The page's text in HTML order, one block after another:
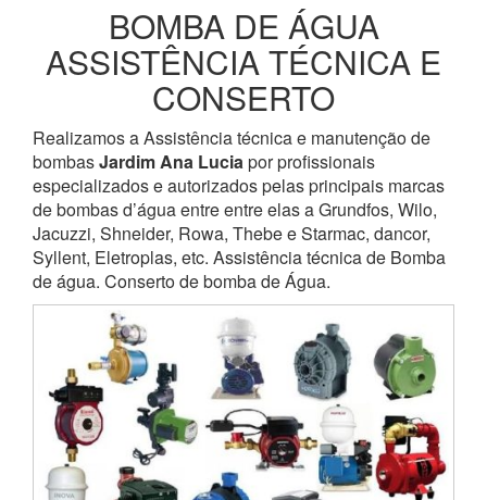
BOMBA DE ÁGUA
ASSISTÊNCIA TÉCNICA E
CONSERTO
Realizamos a Assistência técnica e manutenção de
bombasJardim Ana Luciapor profissionais
especializados e autorizados pelas principais marcas
de bombas d’água entre entre elas a Grundfos, Wilo,
Jacuzzi, Shneider, Rowa, Thebe e Starmac, dancor,
Syllent, Eletroplas, etc. Assistência técnica de Bomba
de água. Conserto de bomba de Água.